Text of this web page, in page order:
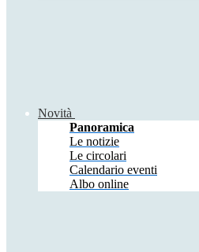
Novità
Panoramica
Le notizie
Le circolari
Calendario eventi
Albo online